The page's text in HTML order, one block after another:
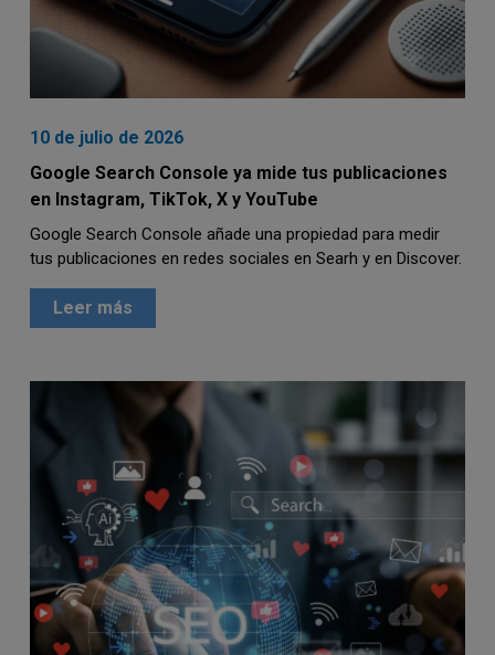
10 de julio de 2026
Google Search Console ya mide tus publicaciones
en Instagram, TikTok, X y YouTube
Google Search Console añade una propiedad para medir
tus publicaciones en redes sociales en Searh y en Discover.
Leer más